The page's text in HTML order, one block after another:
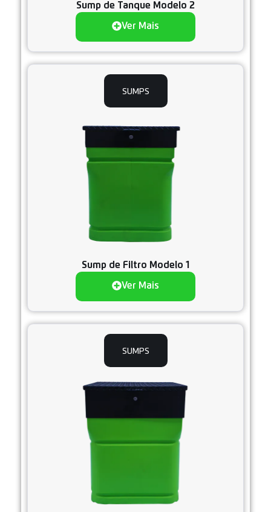
Sump de Tanque Modelo 2
Ver Mais
SUMPS
Sump de Filtro Modelo 1
Ver Mais
SUMPS